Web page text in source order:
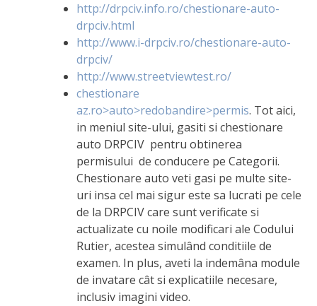
http://drpciv.info.ro/chestionare-auto-
drpciv.html
http://www.i-drpciv.ro/chestionare-auto-
drpciv/
http://www.streetviewtest.ro/
chestionare
az.ro>auto>redobandire>permis. Tot aici,
in meniul site-ului, gasiti si chestionare
auto DRPCIV pentru obtinerea
permisului de conducere pe Categorii.
Chestionare auto veti gasi pe multe site-
uri insa cel mai sigur este sa lucrati pe cele
de la DRPCIV care sunt verificate si
actualizate cu noile modificari ale Codului
Rutier, acestea simulând conditiile de
examen. In plus, aveti la indemâna module
de invatare cât si explicatiile necesare,
inclusiv imagini video.